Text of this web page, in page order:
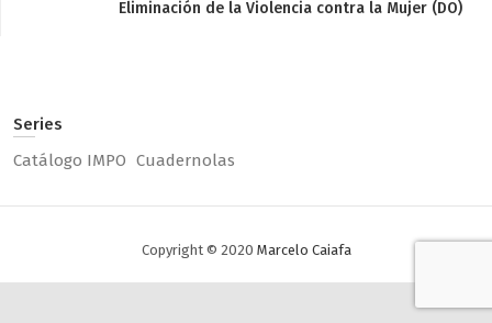
Eliminación de la Violencia contra la Mujer (DO)
Series
Catálogo IMPO Cuadernolas
Copyright © 2020 Marcelo Caiafa